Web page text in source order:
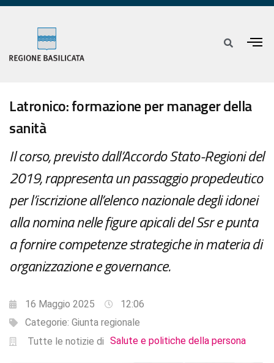
Latronico: formazione per manager della
sanità
Il corso, previsto dall’Accordo Stato-Regioni del
2019, rappresenta un passaggio propedeutico
per l’iscrizione all’elenco nazionale degli idonei
alla nomina nelle figure apicali del Ssr e punta
a fornire competenze strategiche in materia di
organizzazione e governance.
16 Maggio 2025
12:06
Categorie: Giunta regionale
Tutte le notizie di Salute e politiche della persona